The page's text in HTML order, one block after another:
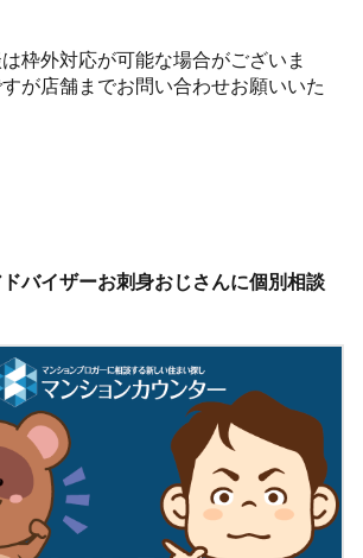
枠外対応が可能な場合がございま
が店舗までお問い合わせお願いいた
ドバイザーお刺身おじさんに個別相談